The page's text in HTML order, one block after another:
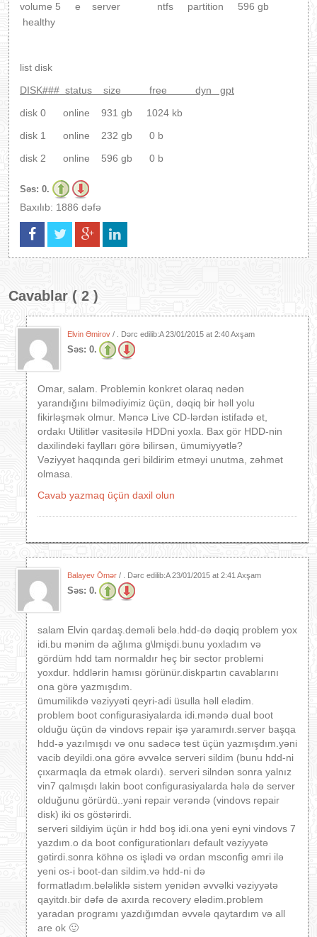
volume 5 e server ntfs partition 596 gb
healthy
list disk
DISK### status size free dyn gpt
disk 0 online 931 gb 1024 kb
disk 1 online 232 gb 0 b
disk 2 online 596 gb 0 b
Səs: 0.
Baxılıb: 1886 dəfə
Cavablar ( 2 )
Elvin Əmirov / . Dərc edilib:A23/01/2015 at 2:40 Axşam
Səs: 0.
Omar, salam. Problemin konkret olaraq nədən
yarandığını bilmədiyimiz üçün, dəqiq bir həll yolu
fikirləşmək olmur. Məncə Live CD-lərdən istifadə et,
ordakı Utilitlər vasitəsilə HDDni yoxla. Bax gör HDD-nin
daxilindəki faylları görə bilirsən, ümumiyyətlə?
Vəziyyət haqqında geri bildirim etməyi unutma, zəhmət
olmasa.
Cavab yazmaq üçün daxil olun
Balayev Ömər / . Dərc edilib:A23/01/2015 at 2:41 Axşam
Səs: 0.
salam Elvin qardaş.deməli belə.hdd-də dəqiq problem yox
idi.bu mənim də ağlıma g\lmişdi.bunu yoxladım və
gördüm hdd tam normaldır heç bir sector problemi
yoxdur. hddlərin hamısı görünür.diskpartın cavablarını
ona görə yazmışdım.
ümumilikdə vəziyyəti qeyri-adi üsulla həll elədim.
problem boot configurasiyalarda idi.məndə dual boot
olduğu üçün də vindovs repair işə yaramırdı.server başqa
hdd-ə yazılmışdı və onu sadəcə test üçün yazmışdım.yəni
vacib deyildi.ona görə əvvəlcə serveri sildim (bunu hdd-ni
çıxarmaqla da etmək olardı). serveri silndən sonra yalnız
vin7 qalmışdı lakin boot configurasiyalarda hələ də server
olduğunu görürdü..yəni repair verəndə (vindovs repair
disk) iki os göstərirdi.
serveri sildiyim üçün ir hdd boş idi.ona yeni eyni vindovs 7
yazdım.o da boot configurationları default vəziyyətə
gətirdi.sonra köhnə os işlədi və ordan msconfig əmri ilə
yeni os-i boot-dan sildim.və hdd-ni də
formatladım.beləliklə sistem yenidən əvvəlki vəziyyətə
qayitdı.bir dəfə də axırda recovery elədim.problem
yaradan programı yazdığımdan əvvələ qaytardım və all
are ok 🙂